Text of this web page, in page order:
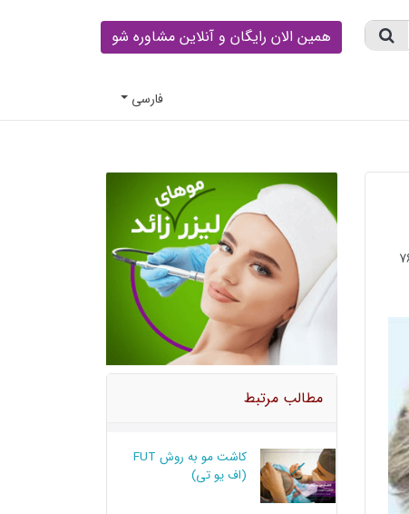
همین الان رایگان و آنلاین مشاوره شو
فارسى
مطالب مرتبط
کاشت مو به روش FUT
(اف یو تی)